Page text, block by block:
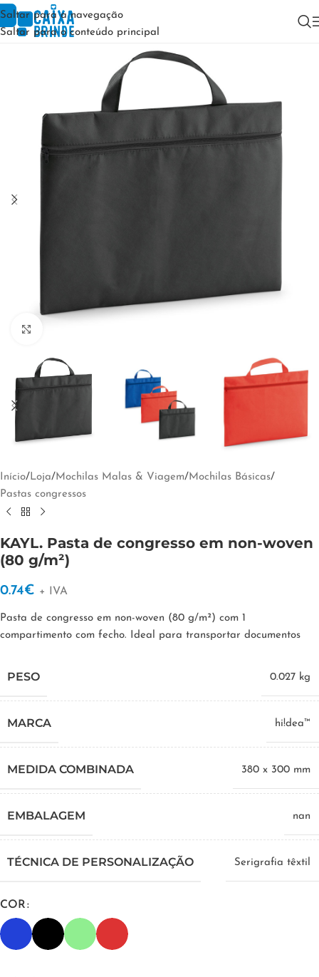
Saltar para a navegação
Saltar para o conteúdo principal
Início/Loja/Mochilas Malas & Viagem/Mochilas Básicas/
Pastas congressos
KAYL. Pasta de congresso em non-woven
(80 g/m²)
0.74€ + IVA
Pasta de congresso em non-woven (80 g/m²) com 1
compartimento com fecho. Ideal para transportar documentos
PESO 0.027 kg
MARCA hi!dea™
MEDIDA COMBINADA 380 x 300 mm
EMBALAGEM nan
TÉCNICA DE PERSONALIZAÇÃO Serigrafia têxtil
COR